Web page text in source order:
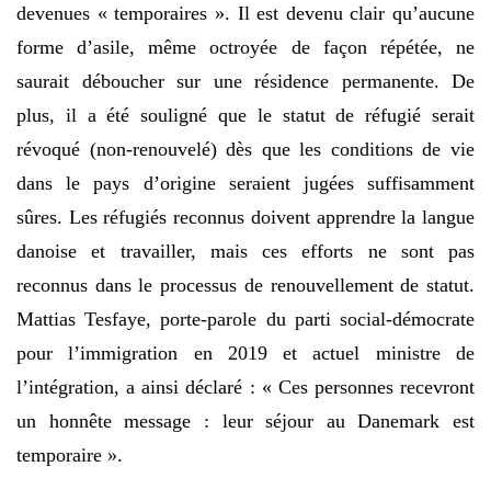
devenues « temporaires ». Il est devenu clair qu’aucune
forme d’asile, même octroyée de façon répétée, ne
saurait déboucher sur une résidence permanente. De
plus, il a été souligné que le statut de réfugié serait
révoqué (non-renouvelé) dès que les conditions de vie
dans le pays d’origine seraient jugées suffisamment
sûres. Les réfugiés reconnus doivent apprendre la langue
danoise et travailler, mais ces efforts ne sont pas
reconnus dans le processus de renouvellement de statut.
Mattias Tesfaye, porte-parole du parti social-démocrate
pour l’immigration en 2019 et actuel ministre de
l’intégration, a ainsi déclaré : « Ces personnes recevront
un honnête message : leur séjour au Danemark est
temporaire ».